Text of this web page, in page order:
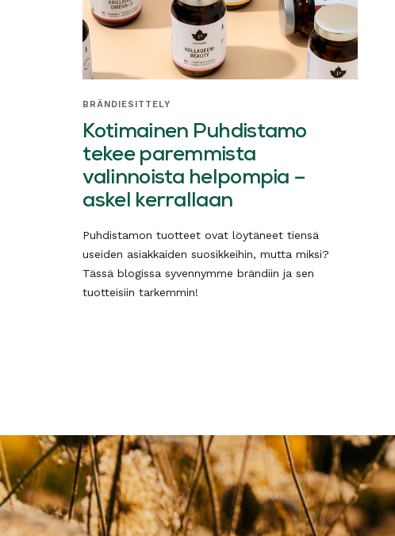
BRÄNDIESITTELY
Kotimainen Puhdistamo
tekee paremmista
valinnoista helpompia –
askel kerrallaan
Puhdistamon tuotteet ovat löytäneet tiensä
useiden asiakkaiden suosikkeihin, mutta miksi?
Tässä blogissa syvennymme brändiin ja sen
tuotteisiin tarkemmin!